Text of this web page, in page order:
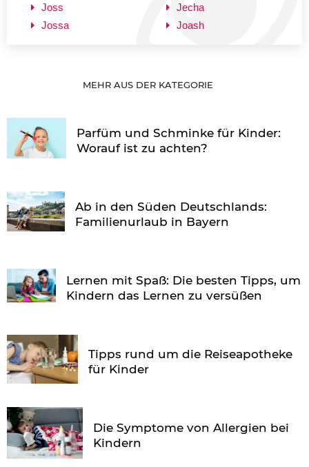
Joss
Jossa
Jecha
Joash
MEHR AUS DER KATEGORIE
Parfüm und Schminke für Kinder:
Worauf ist zu achten?
Ab in den Süden Deutschlands:
Familienurlaub in Bayern
Lernen mit Spaß: Die besten Tipps, um
Kindern das Lernen zu versüßen
Tipps rund um die Reiseapotheke
für Kinder
Die Symptome von Allergien bei
Kindern